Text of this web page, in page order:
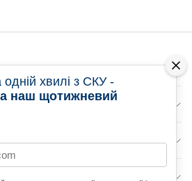
хвилі з СКУ -
наш щотижневий